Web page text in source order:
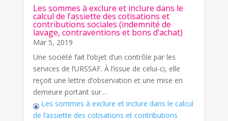
Les sommes à exclure et inclure dans le
calcul de l’assiette des cotisations et
contributions sociales (indemnité de
lavage, contraventions et bons d’achat)
Mar 5, 2019
Une société fait l’objet d’un contrôle par les
services de l’URSSAF. À l’issue de celui-ci, elle
reçoit une lettre d’observation et une mise en
demeure portant sur…
Les sommes à exclure et inclure dans le calcul
de l’assiette des cotisations et contributions